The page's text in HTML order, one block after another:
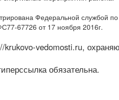
Федеральной службой
67726 от 17 ноября 2016г.
vedomosti.ru,
обязательна.